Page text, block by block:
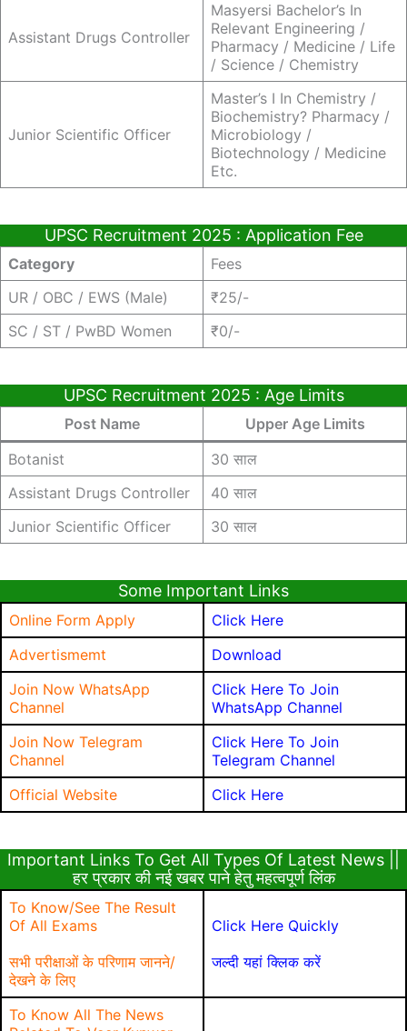
Assistant Drugs Controller
Masyersi Bachelor’s In
Relevant Engineering /
Pharmacy / Medicine / Life
/ Science / Chemistry
Junior Scientific Officer
Master’s I In Chemistry /
Biochemistry? Pharmacy /
Microbiology /
Biotechnology / Medicine
Etc.
UPSC Recruitment 2025 : Application Fee
Category
Fees
UR / OBC / EWS (Male)
₹25/-
SC / ST / PwBD Women
₹0/-
UPSC Recruitment 2025 : Age Limits
Post Name
Upper Age Limits
Botanist
30 साल
Assistant Drugs Controller
40 साल
Junior Scientific Officer
30 साल
Some Important Links
Online Form Apply
Click Here
Advertismemt
Download
Join Now WhatsApp
Channel
Click Here To Join
WhatsApp Channel
Join Now Telegram
Channel
Click Here To Join
Telegram Channel
Official Website
Click Here
Important Links To Get All Types Of Latest News ||
हर प्रकार की नई खबर पाने हेतु महत्वपूर्ण लिंक
To Know/See The Result
Of All Exams
सभी परीक्षाओं के परिणाम जानने/
देखने के लिए
Click Here Quickly
जल्दी यहां क्लिक करें
To Know All The News